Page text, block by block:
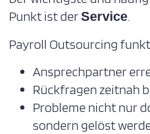
Punkt ist derService.
Payroll Outsourcing
Ansprechpartner
Rückfragen zeitnah
Probleme nicht nur
sondern gelöst